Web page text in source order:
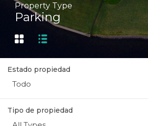
Property Type
Parking
Estado propiedad
Todo
Tipo de propiedad